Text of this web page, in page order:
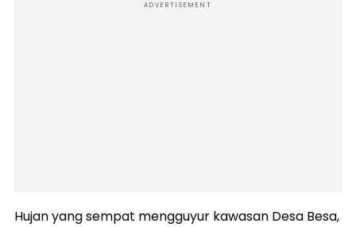
ADVERTISEMENT
Hujan yang sempat mengguyur kawasan Desa Besa,